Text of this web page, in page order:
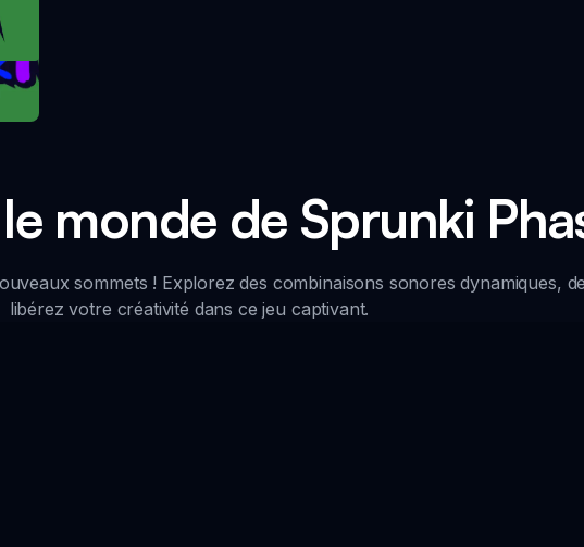
monde de Sprunki
sommets ! Explorez des combinaisons sonores dynamiques,
libérez votre créativité dans ce jeu captivant.